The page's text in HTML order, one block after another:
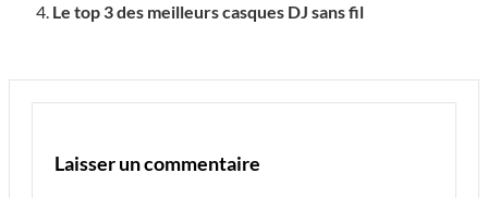
Le top 3 des meilleurs casques DJ sans fil
Laisser un commentaire